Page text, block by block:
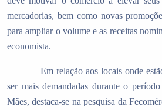
mercadorias, bem como novas
para ampliar o volume e as receitas
economista.
Em relação aos locais onde
ser mais demandadas durante o
Mães, destaca-se na pesquisa da